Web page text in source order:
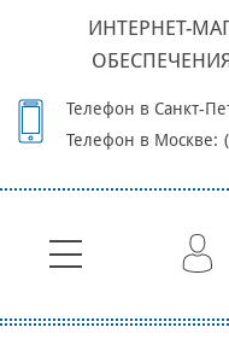
ИНТЕРНЕТ-
Телефон в Санкт-
Телефон в Москве: